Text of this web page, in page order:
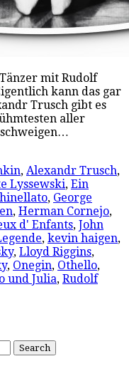
mit Rudolf
kann das gar
Trusch gibt es
aller
, Alexandr Trusch,
Lyssewski, Ein
, George
, Herman Cornejo,
d' Enfants, John
, kevin haigen,
, Lloyd Riggins,
, Onegin, Othello,
und Julia, Rudolf